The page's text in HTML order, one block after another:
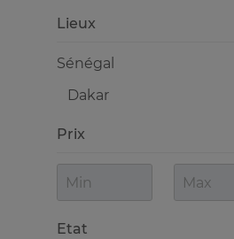
Lieux
Sénégal
Dakar
Prix
Etat